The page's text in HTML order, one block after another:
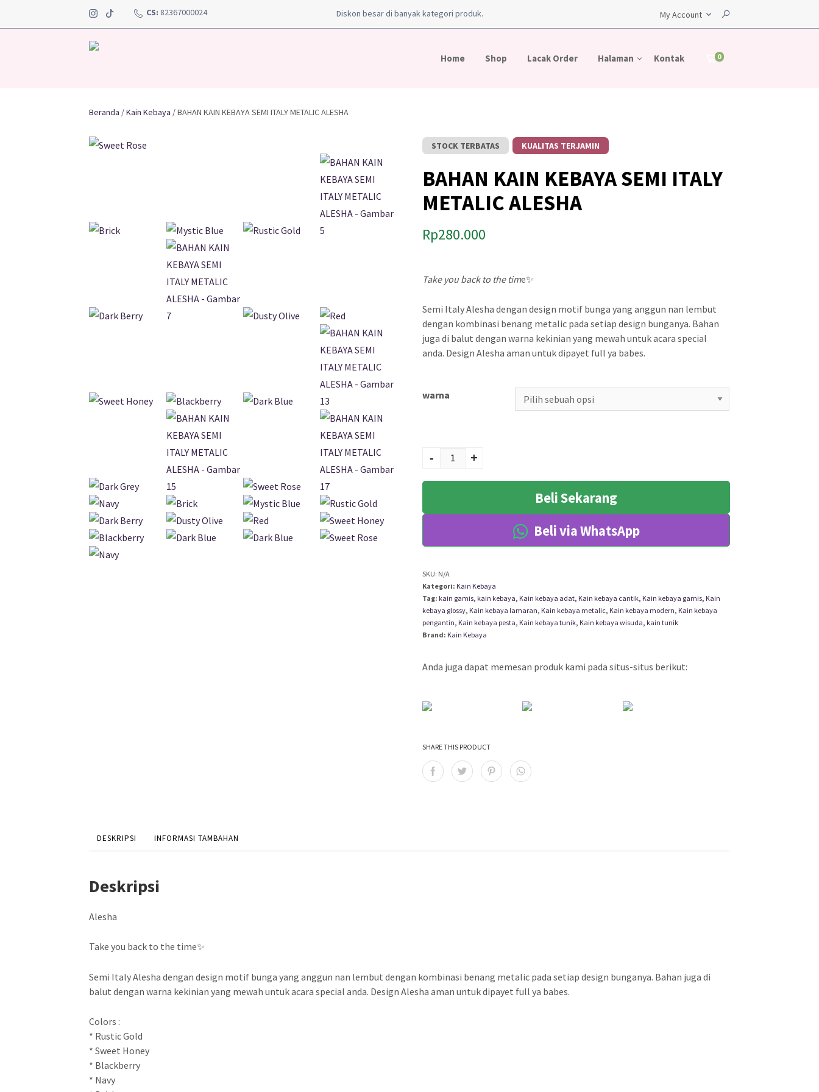
CS: 82367000024 Diskon besar di banyak kategori produk. My Account
Home Shop Lacak Order Halaman Kontak 0
Beranda /Kain Kebaya / BAHAN KAIN KEBAYA SEMI ITALY METALIC ALESHA
STOCK TERBATAS KUALITAS TERJAMIN
BAHAN KAIN KEBAYA SEMI ITALY
METALIC ALESHA
Rp280.000
Take you back to the time✨
Semi Italy Alesha dengan design motif bunga yang anggun nan lembut
dengan kombinasi benang metalic pada setiap design bunganya. Bahan
juga di balut dengan warna kekinian yang mewah untuk acara special
anda. Design Alesha aman untuk dipayet full ya babes.
warna
KAIN KEBAYA SEMI
- +
Beli Sekarang
Beli via WhatsApp
SKU: N/A
Kategori: Kain Kebaya
Tag: kain gamis, kain kebaya, Kain kebaya adat, Kain kebaya cantik, Kain kebaya gamis, Kain
kebaya glossy, Kain kebaya lamaran, Kain kebaya metalic, Kain kebaya modern, Kain kebaya
pengantin, Kain kebaya pesta, Kain kebaya tunik, Kain kebaya wisuda, kain tunik
Brand: Kain Kebaya
Anda juga dapat memesan produk kami pada situs-situs berikut:
SHARE THIS PRODUCT
DESKRIPSI INFORMASI TAMBAHAN
Deskripsi
Alesha
Take you back to the time✨
Semi Italy Alesha dengan design motif bunga yang anggun nan lembut dengan kombinasi benang metalic pada setiap design bunganya. Bahan juga di
balut dengan warna kekinian yang mewah untuk acara special anda. Design Alesha aman untuk dipayet full ya babes.
Colors :
* Rustic Gold
* Sweet Honey
* Blackberry
* Navy